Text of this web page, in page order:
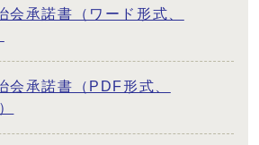
会承諾書（ワード形式、
会承諾書（PDF形式、